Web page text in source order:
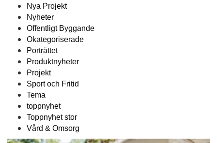
Nya Projekt
Nyheter
Offentligt Byggande
Okategoriserade
Porträttet
Produktnyheter
Projekt
Sport och Fritid
Tema
toppnyhet
Toppnyhet stor
Vård & Omsorg